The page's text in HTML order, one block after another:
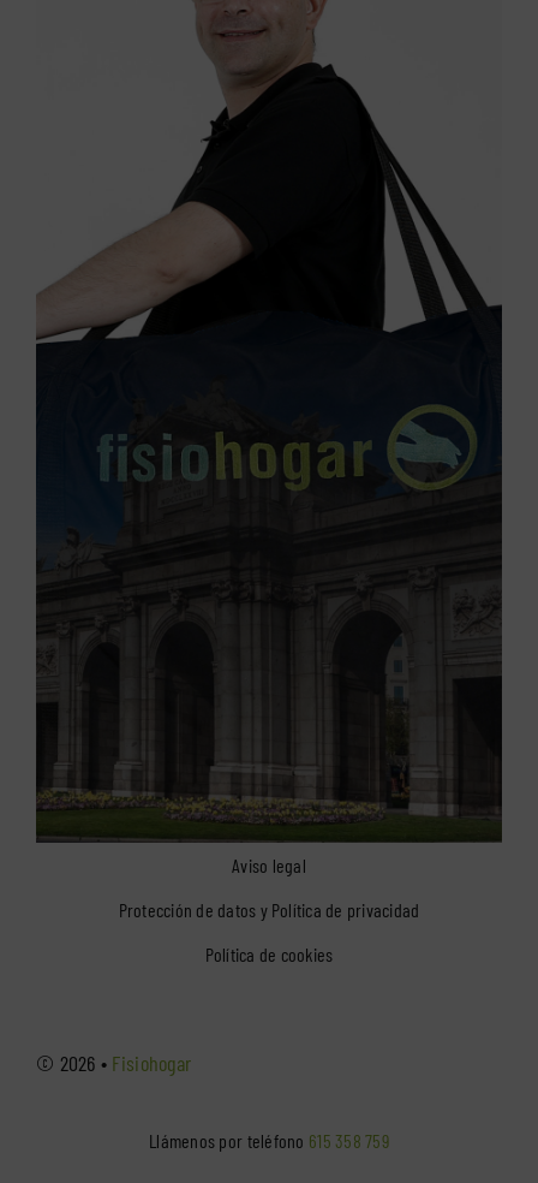
Aviso legal
Protección de datos y Política de privacidad
Política de cookies
© 2026 • Fisiohogar
Llámenos por teléfono 615 358 759